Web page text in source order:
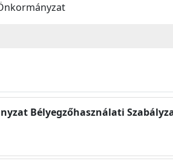
Bélyegzőhasználati